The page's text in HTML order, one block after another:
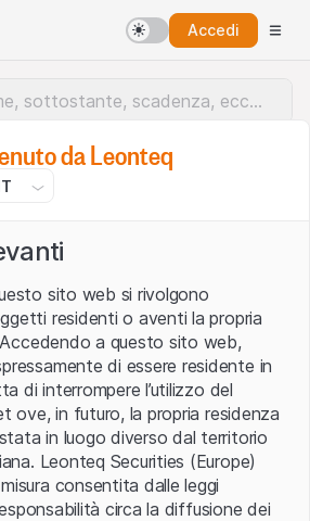
Accedi
del server.
da Leonteq
sito web si rivolgono
residenti o aventi la propria
a questo sito web,
di essere residente in
di interrompere l’utilizzo del
ove, in futuro, la propria residenza
in luogo diverso dal territorio
Leonteq Securities (Europe)
consentita dalle leggi
circa la diffusione dei